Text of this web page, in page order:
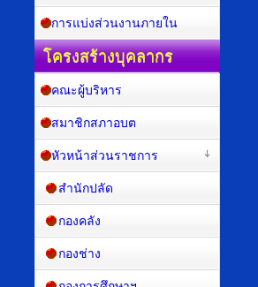
การแบ่งส่วนงานภายใน
โครงสร้างบุคลากร
คณะผู้บริหาร
สมาชิกสภาอบต
หัวหน้าส่วนราชการ
สำนักปลัด
กองคลัง
กองช่าง